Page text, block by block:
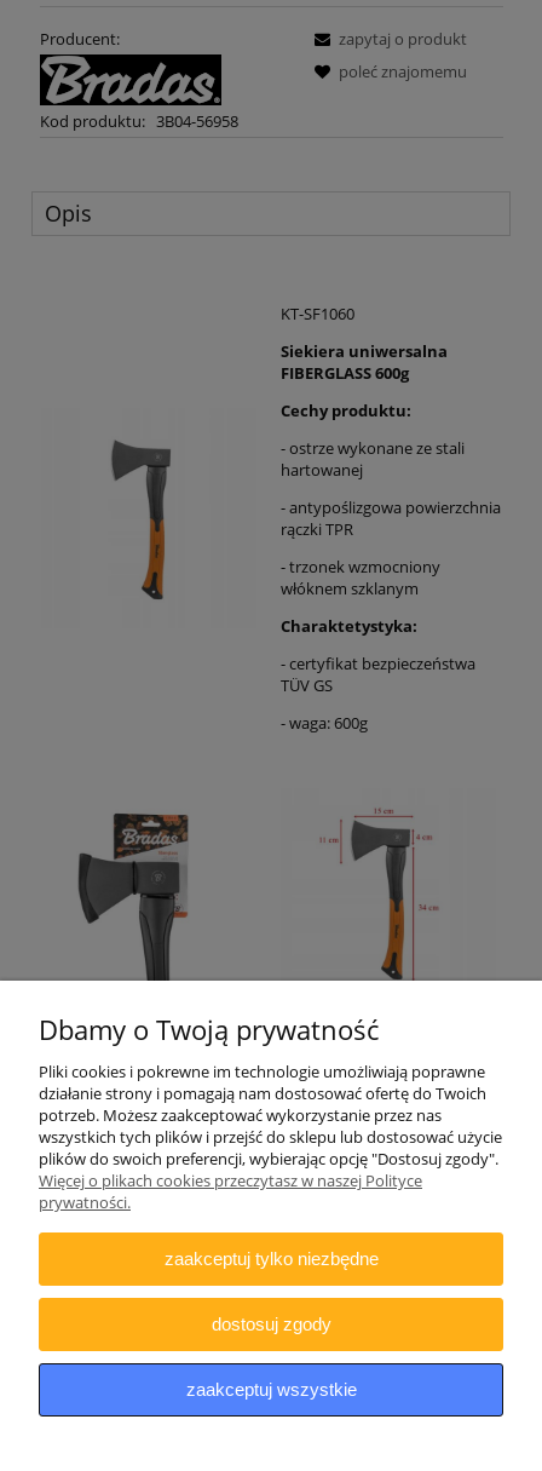
Producent:
Kod produktu: 3B04-56958
zapytaj o produkt
poleć znajomemu
Opis
KT-SF1060
Siekiera uniwersalna
FIBERGLASS 600g
Cechy produktu:
- ostrze wykonane ze stali
hartowanej
- antypoślizgowa powierzchnia
rączki TPR
- trzonek wzmocniony
włóknem szklanym
Charaktetystyka:
- certyfikat bezpieczeństwa
TÜV GS
- waga: 600g
ZAMAWIANIE
DODATKOWE
Copyright © 2021 iDino.pl. Wszelkie prawa zastrzeżone.
Dbamy o Twoją prywatność
Pliki cookies i pokrewne im technologie umożliwiają poprawne
działanie strony i pomagają nam dostosować ofertę do Twoich
potrzeb. Możesz zaakceptować wykorzystanie przez nas
wszystkich tych plików i przejść do sklepu lub dostosować użycie
plików do swoich preferencji, wybierając opcję "Dostosuj zgody".
Więcej o plikach cookies przeczytasz w naszej Polityce
prywatności.
zaakceptuj tylko niezbędne
dostosuj zgody
zaakceptuj wszystkie